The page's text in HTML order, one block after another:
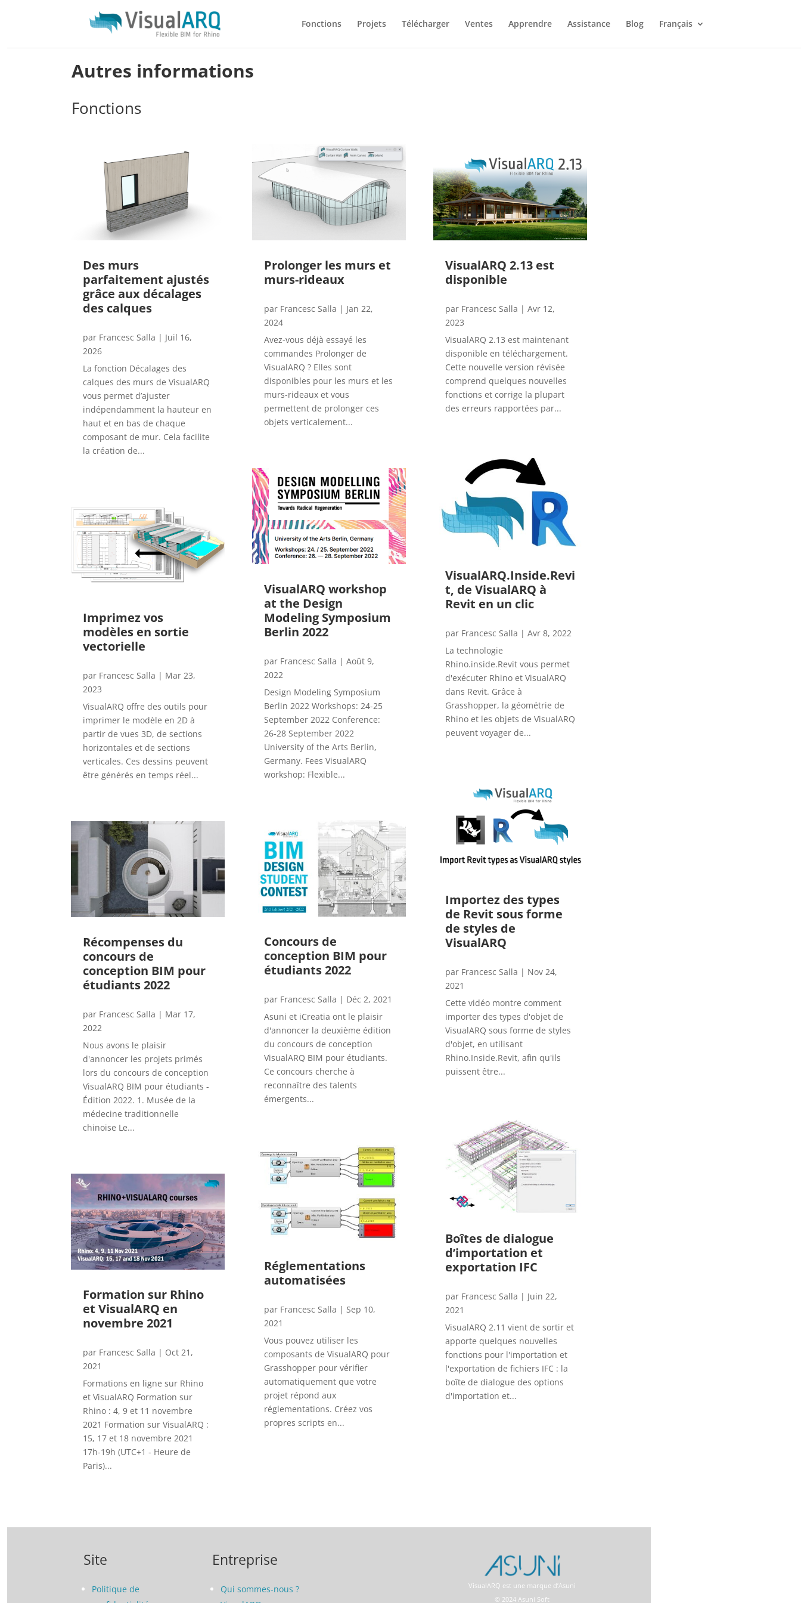
Fonctions Projets Télécharger Ventes Apprendre Assistance Blog Français
Autres informations
Fonctions
Des murs
parfaitement ajustés
grâce aux décalages
des calques
par Francesc Salla | Juil 16,
2026
La fonction Décalages des
calques des murs de VisualARQ
vous permet d’ajuster
indépendamment la hauteur en
haut et en bas de chaque
composant de mur. Cela facilite
la création de...
Imprimez vos
modèles en sortie
vectorielle
par Francesc Salla | Mar 23,
2023
VisualARQ offre des outils pour
imprimer le modèle en 2D à
partir de vues 3D, de sections
horizontales et de sections
verticales. Ces dessins peuvent
être générés en temps réel...
Récompenses du
concours de
conception BIM pour
étudiants 2022
par Francesc Salla | Mar 17,
2022
Nous avons le plaisir
d'annoncer les projets primés
lors du concours de conception
VisualARQ BIM pour étudiants -
Édition 2022. 1. Musée de la
médecine traditionnelle
chinoise Le...
Formation sur Rhino
et VisualARQ en
novembre 2021
par Francesc Salla | Oct 21,
2021
Formations en ligne sur Rhino
et VisualARQ Formation sur
Rhino : 4, 9 et 11 novembre
2021 Formation sur VisualARQ :
15, 17 et 18 novembre 2021
17h-19h (UTC+1 - Heure de
Paris)...
Prolonger les murs et
murs-rideaux
par Francesc Salla | Jan 22,
2024
Avez-vous déjà essayé les
commandes Prolonger de
VisualARQ ? Elles sont
disponibles pour les murs et les
murs-rideaux et vous
permettent de prolonger ces
objets verticalement...
VisualARQ workshop
at the Design
Modeling Symposium
Berlin 2022
par Francesc Salla | Août 9,
2022
Design Modeling Symposium
Berlin 2022 Workshops: 24-25
September 2022 Conference:
26-28 September 2022
University of the Arts Berlin,
Germany. Fees VisualARQ
workshop: Flexible...
Concours de
conception BIM pour
étudiants 2022
par Francesc Salla | Déc 2, 2021
Asuni et iCreatia ont le plaisir
d'annoncer la deuxième édition
du concours de conception
VisualARQ BIM pour étudiants.
Ce concours cherche à
reconnaître des talents
émergents...
Réglementations
automatisées
par Francesc Salla | Sep 10,
2021
Vous pouvez utiliser les
composants de VisualARQ pour
Grasshopper pour vérifier
automatiquement que votre
projet répond aux
réglementations. Créez vos
propres scripts en...
VisualARQ 2.13 est
disponible
par Francesc Salla | Avr 12,
2023
VisualARQ 2.13 est maintenant
disponible en téléchargement.
Cette nouvelle version révisée
comprend quelques nouvelles
fonctions et corrige la plupart
des erreurs rapportées par...
VisualARQ.Inside.Revi
t, de VisualARQ à
Revit en un clic
par Francesc Salla | Avr 8, 2022
La technologie
Rhino.inside.Revit vous permet
d'exécuter Rhino et VisualARQ
dans Revit. Grâce à
Grasshopper, la géométrie de
Rhino et les objets de VisualARQ
peuvent voyager de...
Importez des types
de Revit sous forme
de styles de
VisualARQ
par Francesc Salla | Nov 24,
2021
Cette vidéo montre comment
importer des types d'objet de
VisualARQ sous forme de styles
d'objet, en utilisant
Rhino.Inside.Revit, afin qu'ils
puissent être...
Boîtes de dialogue
d’importation et
exportation IFC
par Francesc Salla | Juin 22,
2021
VisualARQ 2.11 vient de sortir et
apporte quelques nouvelles
fonctions pour l'importation et
l'exportation de fichiers IFC : la
boîte de dialogue des options
d'importation et...
Site
Politique de
Entreprise
Qui sommes-nous ?
VisualARQ est une marque d’Asuni
© 2024 Asuni Soft